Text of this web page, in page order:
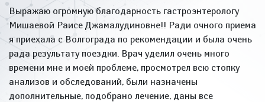
Выражаю огромную благодарность гастроэнтерологу
Мишаевой Раисе Джамалудиновне!! Ради очного приема
я приехала с Волгограда по рекомендации и была очень
рада результату поездки. Врач уделил очень много
времени мне и моей проблеме, просмотрел всю стопку
анализов и обследований, были назначены
дополнительные, подобрано лечение, даны все